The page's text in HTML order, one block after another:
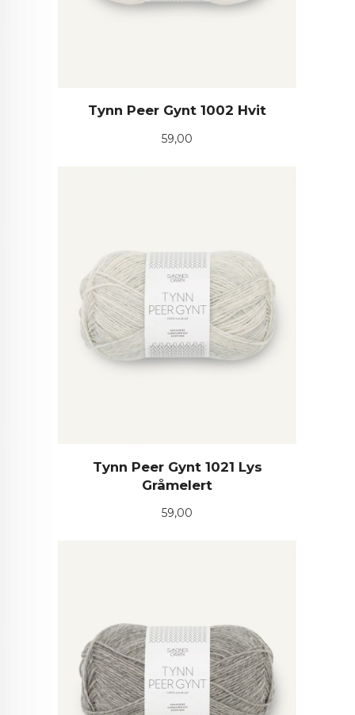
Tynn Peer Gynt 1002 Hvit
Pris
59,00
Tynn Peer Gynt 1021 Lys
Gråmelert
Pris
59,00